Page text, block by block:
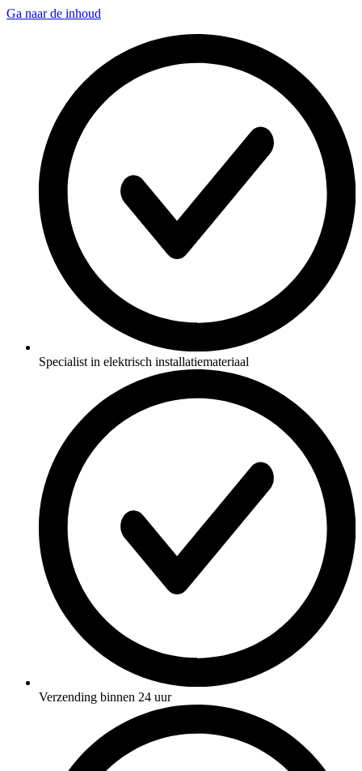
Ga naar de inhoud
Specialist in elektrisch installatiemateriaal
Verzending binnen 24 uur